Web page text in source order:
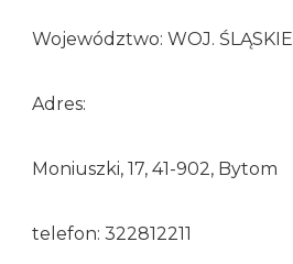
Województwo: WOJ. ŚLĄSKIE
Adres:
Moniuszki, 17, 41-902, Bytom
telefon: 322812211